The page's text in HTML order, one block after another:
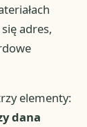
adres,
elementy:
dana